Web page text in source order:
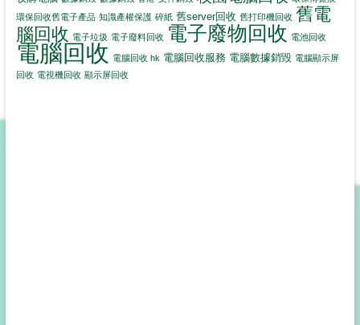
環保回收舊電子產品 知識產權保護 碎紙 舊server回收 舊打印機回收 舊電
腦回收 電子垃圾 電子廢料回收 電子廢物回收 電池回收
電腦回收 電腦回收 hk 電腦回收服務 電腦數據銷毀 電腦顯示屏
回收 電視機回收 顯示屏回收